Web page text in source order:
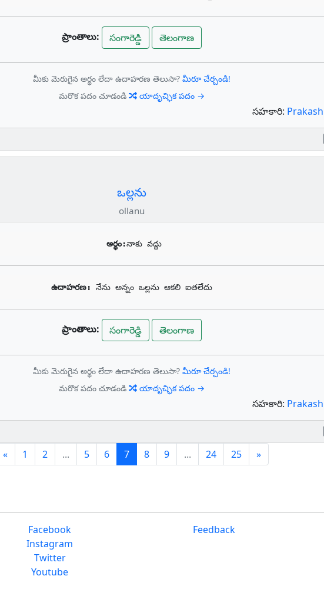
ప్రాంతాలు: సంగారెడ్డి తెలంగాణ
మీకు మెరుగైన అర్థం లేదా ఉదాహరణ తెలుసా? మీరూ చేర్చండి!
మరొక పదం చూడండి
యాదృచ్ఛిక పదం →
సహకారి: Prakash
ఒల్లను
ollanu
అర్థం:నాకు వద్దు
ఉదాహరణ: నేను అన్నం ఒల్లను ఆకలి ఐతలేదు
ప్రాంతాలు: సంగారెడ్డి తెలంగాణ
మీకు మెరుగైన అర్థం లేదా ఉదాహరణ తెలుసా? మీరూ చేర్చండి!
మరొక పదం చూడండి
యాదృచ్ఛిక పదం →
సహకారి: Prakash
«Previous
1 2 ... 5 6 7(current)
8 9 ... 24 25 »Next
Facebook
Instagram
Twitter
Youtube
Feedback